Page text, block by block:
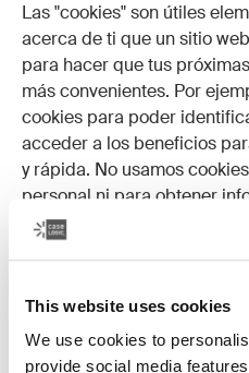
This website uses cookies
We use cookies to
provide social media
Las "cookies" son útiles
acerca de ti que un sitio
para hacer que tus
más convenientes. Por
cookies para poder
acceder a los beneficios
y rápida. No usamos
personal ni para obtener
computadora para fines
el sitio web o con tu
que no son de Case
acceder a través de